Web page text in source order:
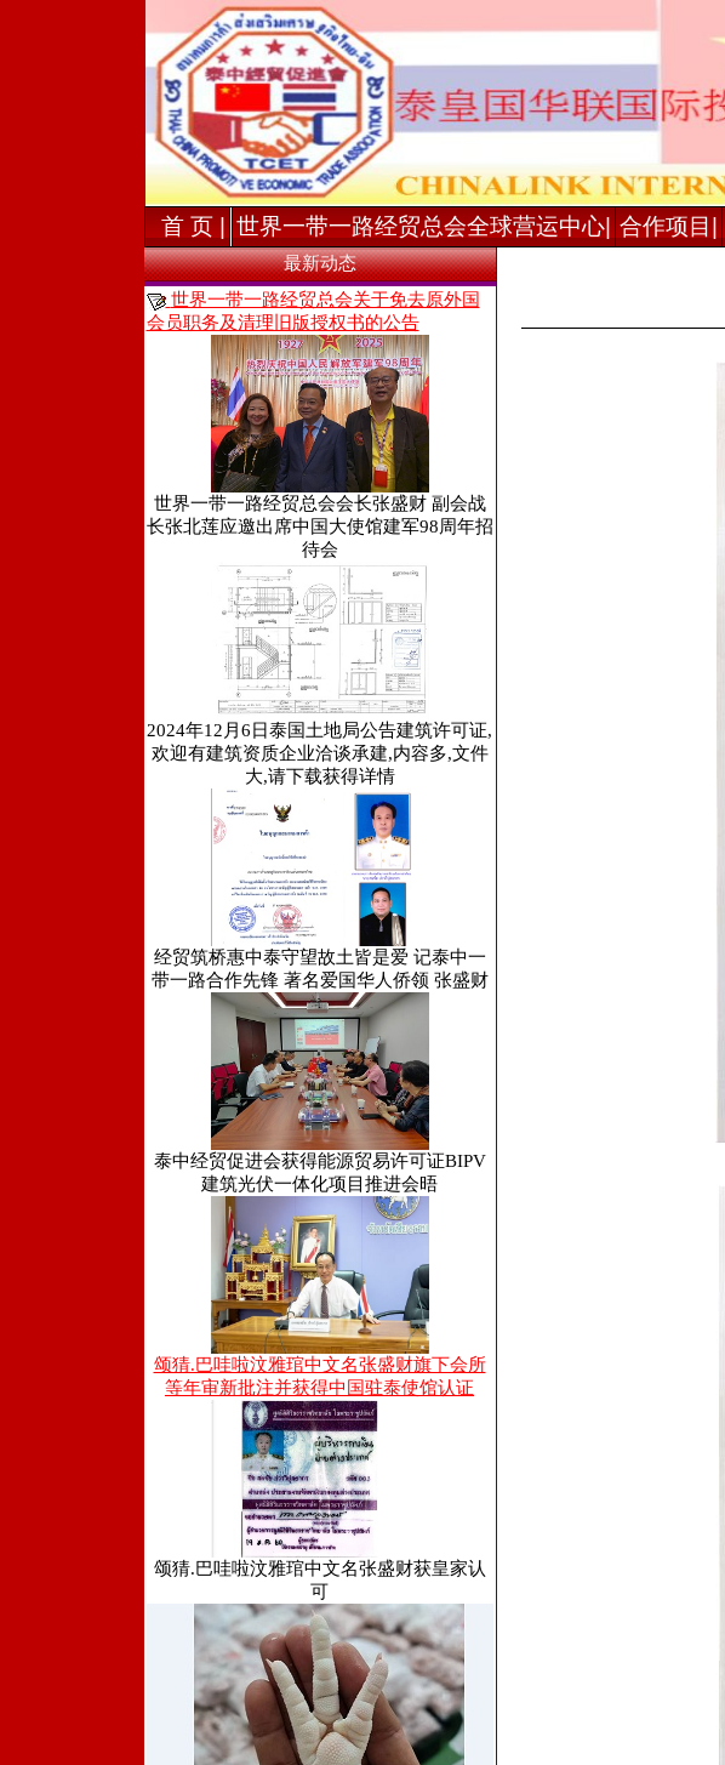
首 页 | 世界一带一路经贸总会全球营运中心| 合作项目|
最新动态
世界一带一路经贸总会关于免去原外国
会员职务及清理旧版授权书的公告
世界一带一路经贸总会会长张盛财 副会战
长张北莲应邀出席中国大使馆建军98周年招
待会
2024年12月6日泰国土地局公告建筑许可证,
欢迎有建筑资质企业洽谈承建,内容多,文件
大,请下载获得详情
经贸筑桥惠中泰守望故土皆是爱 记泰中一
带一路合作先锋 著名爱国华人侨领 张盛财
泰中经贸促进会获得能源贸易许可证BIPV
建筑光伏一体化项目推进会晤
颂猜.巴哇啦汶雅琯中文名张盛财旗下会所
等年审新批注并获得中国驻泰使馆认证
颂猜.巴哇啦汶雅琯中文名张盛财获皇家认
可